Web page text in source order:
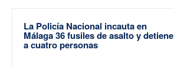
La Policía Nacional incauta en
Málaga 36 fusiles de asalto y detiene
a cuatro personas